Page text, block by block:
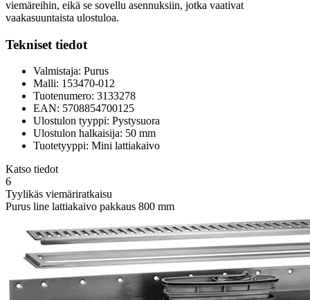
viemäreihin, eikä se sovellu asennuksiin, jotka vaativat
vaakasuuntaista ulostuloa.
Tekniset tiedot
Valmistaja: Purus
Malli: 153470-012
Tuotenumero: 3133278
EAN: 5708854700125
Ulostulon tyyppi: Pystysuora
Ulostulon halkaisija: 50 mm
Tuotetyyppi: Mini lattiakaivo
Katso tiedot
6
Tyylikäs viemäriratkaisu
Purus line lattiakaivo pakkaus 800 mm